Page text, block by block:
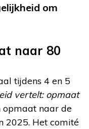
om
naar 80
tijdens 4 en 5
vertelt: opmaat
opmaat naar de
2025. Het comité